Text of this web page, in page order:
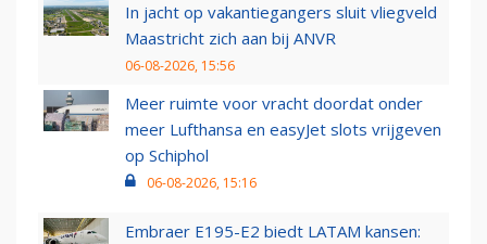
In jacht op vakantiegangers sluit vliegveld
Maastricht zich aan bij ANVR
06-08-2026, 15:56
Meer ruimte voor vracht doordat onder
meer Lufthansa en easyJet slots vrijgeven
op Schiphol
06-08-2026, 15:16
Embraer E195-E2 biedt LATAM kansen: